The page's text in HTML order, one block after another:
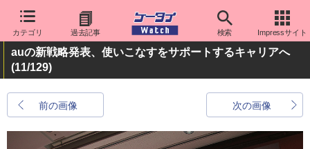
カテゴリ 過去記事 検索 Impressサイト
auの新戦略発表、使いこなすをサポートするキャリアへ
(11/129)
前の画像 次の画像